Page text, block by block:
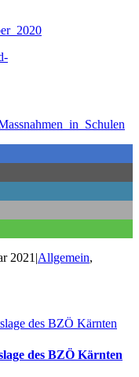
2021|Allgemein,
des BZÖ Kärnten